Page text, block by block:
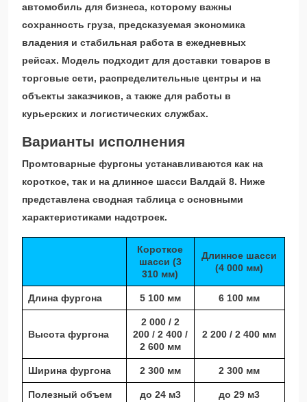
автомобиль для бизнеса, которому важны
сохранность груза, предсказуемая экономика
владения и стабильная работа в ежедневных
рейсах. Модель подходит для доставки товаров в
торговые сети, распределительные центры и на
объекты заказчиков, а также для работы в
курьерских и логистических службах.
Варианты исполнения
Промтоварные фургоны устанавливаются как на
короткое, так и на длинное шасси Валдай 8. Ниже
представлена сводная таблица с основными
характеристиками надстроек.
Короткое
шасси (3
310 мм)
Длинное шасси
(4 000 мм)
Длина фургона 5 100 мм 6 100 мм
Высота фургона
2 000 / 2
200 / 2 400 /
2 600 мм
2 200 / 2 400 мм
Ширина фургона 2 300 мм
2 300 мм
Полезный объем
до 24 м3
до 29 м3